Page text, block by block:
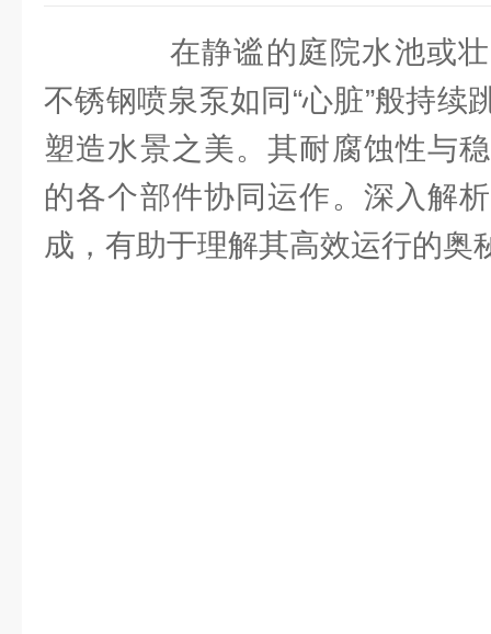
在静谧的庭院水池或壮
不锈钢喷泉泵如同“心脏”般持续
塑造水景之美。其耐腐蚀性与
的各个部件协同运作。深入解析
成，有助于理解其高效运行的奥